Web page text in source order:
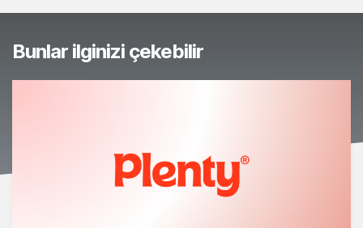
Bunlar ilginizi çekebilir